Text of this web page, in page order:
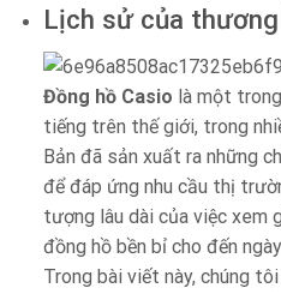
Lịch sử của
Đồng hồ Casio là một
tiếng trên thế giới, trong
Bản đã sản xuất ra những
để đáp ứng nhu cầu thị
tượng lâu dài của việc xem
đồng hồ bền bỉ cho đến
Trong bài viết này, chúng